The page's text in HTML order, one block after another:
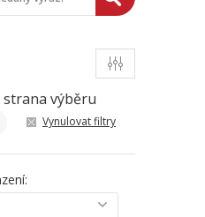
strana výběru
Vynulovat filtry